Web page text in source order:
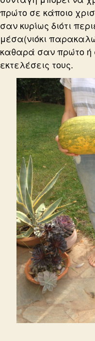
πρώτο σε κάποιο
σαν κυρίως διότι
μέσα(νιόκι
καθαρά σαν πρώτο ή
εκτελέσεις τους.